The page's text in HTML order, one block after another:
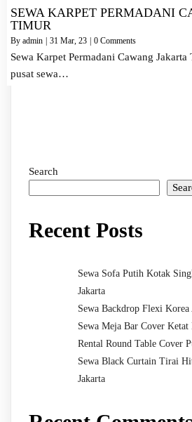
SEWA KARPET PERMADANI
TIMUR
By admin 31 Mar, 23 0 Comments
Sewa Karpet Permadani Cawang
pusat sewa…
Search
Recent Posts
Sewa Sofa Putih Kotak
Jakarta
Sewa Backdrop Flexi Korea
Sewa Meja Bar Cover Ketat
Rental Round Table Cover
Sewa Black Curtain Tirai
Jakarta